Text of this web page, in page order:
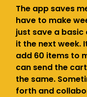
The app saves
have to make
just save a
it the next week.
add 60 items to
can send the
the same.
forth and